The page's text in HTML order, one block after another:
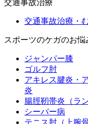
交通事故治療
交通事故治療・
スポーツのケガのお悩
ジャンパー膝
ゴルフ肘
アキレス腱炎・
炎
腸脛靭帯炎（ラ
シーバー病